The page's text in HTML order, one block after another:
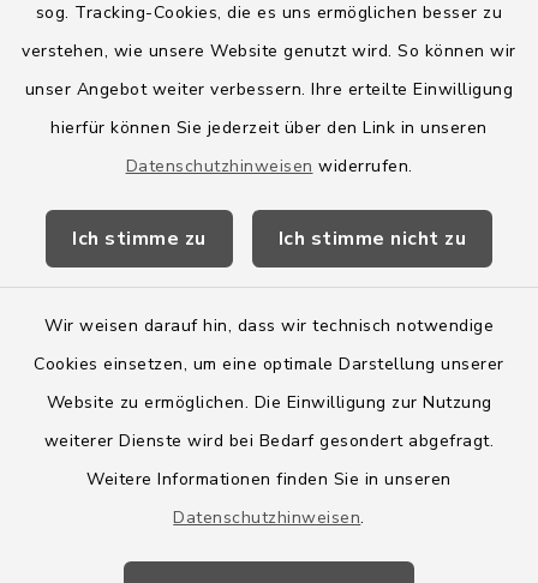
sog. Tracking-Cookies, die es uns ermöglichen besser zu
verstehen, wie unsere Website genutzt wird. So können wir
unser Angebot weiter verbessern. Ihre erteilte Einwilligung
hierfür können Sie jederzeit über den Link in unseren
Datenschutzhinweisen widerrufen.
Ich stimme zu Ich stimme nicht zu
Wir weisen darauf hin, dass wir technisch notwendige
Cookies einsetzen, um eine optimale Darstellung unserer
Website zu ermöglichen. Die Einwilligung zur Nutzung
weiterer Dienste wird bei Bedarf gesondert abgefragt.
Weitere Informationen finden Sie in unseren
Datenschutzhinweisen.
Quicklinks
Amt Boostedt-Rickling
Amtsbroschüre
Wege-Zweckverband
Barrierefreiheit